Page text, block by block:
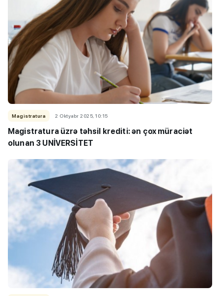
Magistratura 2 Oktyabr 2025, 10:15
Magistratura üzrə təhsil krediti: ən çox müraciət
olunan 3 UNİVERSİTET